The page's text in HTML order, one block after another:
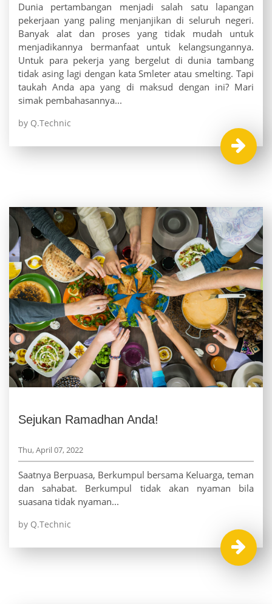
Dunia pertambangan menjadi salah satu lapangan
pekerjaan yang paling menjanjikan di seluruh negeri.
Banyak alat dan proses yang tidak mudah untuk
menjadikannya bermanfaat untuk kelangsungannya.
Untuk para pekerja yang bergelut di dunia tambang
tidak asing lagi dengan kata Smleter atau smelting. Tapi
taukah Anda apa yang di maksud dengan ini? Mari
simak pembahasannya...
by Q.Technic
Sejukan Ramadhan Anda!
Thu, April 07, 2022
Saatnya Berpuasa, Berkumpul bersama Keluarga, teman
dan sahabat. Berkumpul tidak akan nyaman bila
suasana tidak nyaman...
by Q.Technic